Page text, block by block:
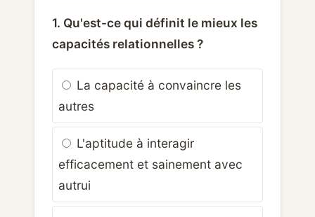
1. Qu'est-ce qui définit le mieux les
capacités relationnelles ?
La capacité à convaincre les
autres
L'aptitude à interagir
efficacement et sainement avec
autrui